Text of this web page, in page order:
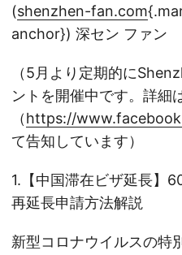
(shenzhen-fan.com
anchor}) 深セン ファン
（5月より定期的に
ントを開催中です。詳細
（https://
て告知しています）
1.【中国滞在ビザ延長】
再延長申請方法解説
新型コロナウイルスの特